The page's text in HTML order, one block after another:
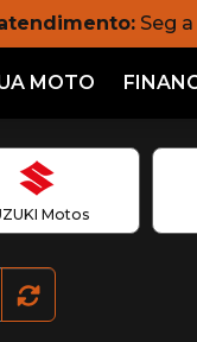
Seg
MOTO
Motos